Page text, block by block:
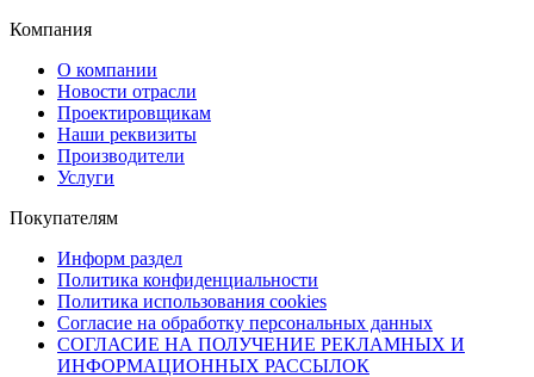
Компания
О компании
Новости отрасли
Проектировщикам
Наши реквизиты
Производители
Услуги
Покупателям
Информ раздел
Политика конфиденциальности
Политика использования cookies
Согласие на обработку персональных данных
СОГЛАСИЕ НА ПОЛУЧЕНИЕ РЕКЛАМНЫХ И
ИНФОРМАЦИОННЫХ РАССЫЛОК